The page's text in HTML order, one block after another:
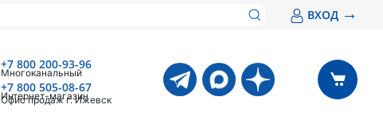
ВХОД →
+7 800 200-93-96
Многоканальный
+7 800 505-08-67
Интернет-магазин
Офис продаж г. Ижевск